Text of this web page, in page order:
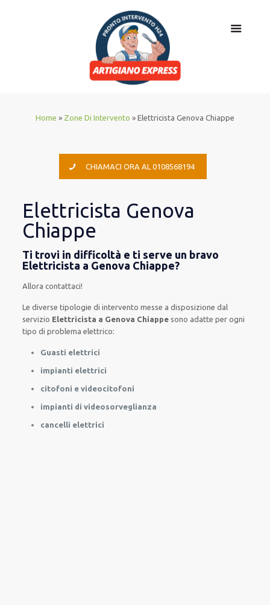
Home » Zone Di Intervento » Elettricista Genova Chiappe
CHIAMACI ORA AL 0108568194
Elettricista Genova
Chiappe
Ti trovi in difficoltà e ti serve un bravo
Elettricista a Genova Chiappe?
Allora contattaci!
Lediverse tipologie diintervento messe a disposizione dal
servizio Elettricista a Genova Chiappe sono adatte perogni
tipo di problema elettrico:
Guasti elettrici
impianti elettrici
citofoni e videocitofoni
impianti di videosorveglianza
cancelli elettrici